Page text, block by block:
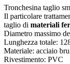
Tronchesina taglio
Il particolare
taglio di materiali
Diametro massimo
Lunghezza totale:
Materiale: acciaio
Rivestimento: PVC